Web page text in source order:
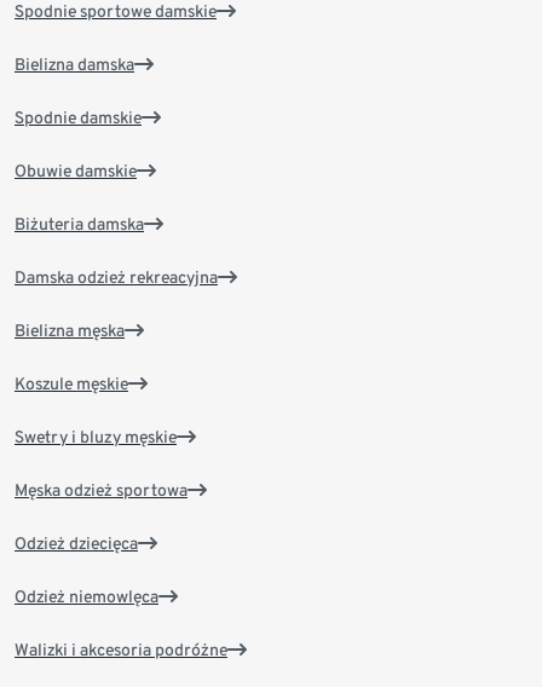
Spodnie sportowe damskie
Bielizna damska
Spodnie damskie
Obuwie damskie
Biżuteria damska
Damska odzież rekreacyjna
Bielizna męska
Koszule męskie
Swetry i bluzy męskie
Męska odzież sportowa
Odzież dziecięca
Odzież niemowlęca
Walizki i akcesoria podróżne